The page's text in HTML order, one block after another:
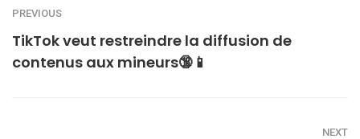
PREVIOUS
TikTok veut restreindre la diffusion de
contenus aux mineurs🔞📱
NEXT